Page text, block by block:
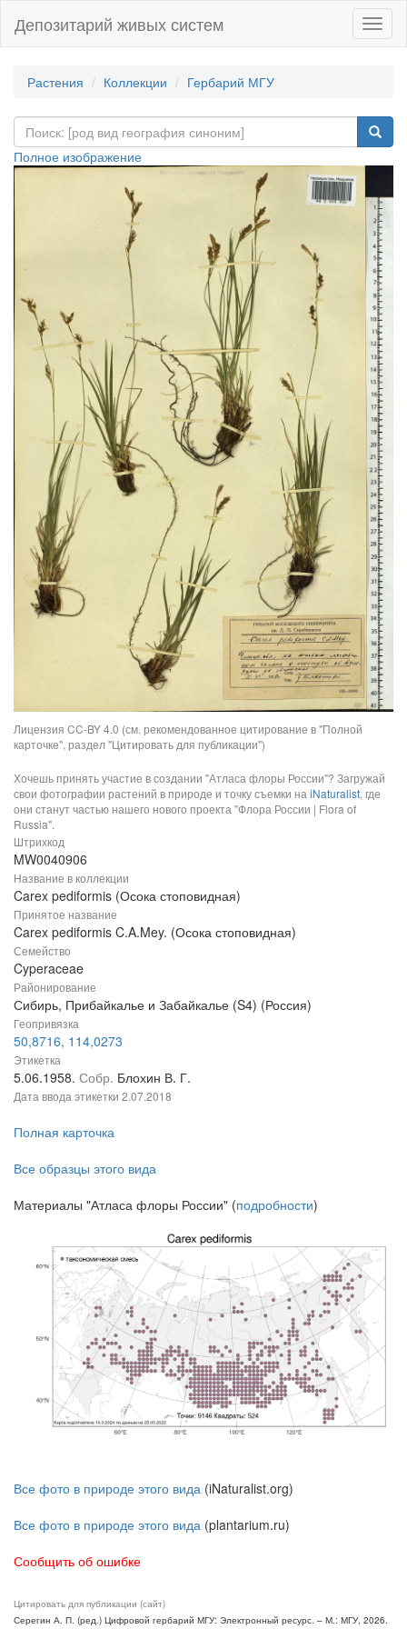
Депозитарий живых систем
Растения Коллекции Гербарий МГУ
Полное изображение
Лицензия CC-BY 4.0 (см. рекомендованное цитирование в "Полной
карточке", раздел "Цитировать для публикации")
Хочешь принять участие в создании "Атласа флоры России"? Загружай
свои фотографии растений в природе и точку съемки на iNaturalist, где
они станут частью нашего нового проекта "Флора России | Flora of
Russia".
Штрихкод
MW0040906
Название в коллекции
Carex pediformis (Осока стоповидная)
Принятое название
Carex pediformis C.A.Mey. (Осока стоповидная)
Семейство
Cyperaceae
Районирование
Сибирь, Прибайкалье и Забайкалье (S4) (Россия)
Геопривязка
50,8716, 114,0273
Этикетка
5.06.1958. Собр. Блохин В. Г.
Дата ввода этикетки 2.07.2018
Полная карточка
Все образцы этого вида
Материалы "Атласа флоры России" (подробности)
Все фото в природе этого вида (iNaturalist.org)
Все фото в природе этого вида (plantarium.ru)
Сообщить об ошибке
Цитировать для публикации (сайт)
Серегин А. П. (ред.) Цифровой гербарий МГУ: Электронный ресурс. – М.: МГУ, 2026.